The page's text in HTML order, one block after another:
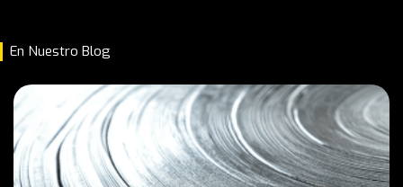
En Nuestro Blog